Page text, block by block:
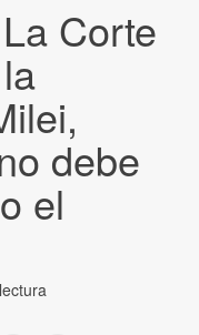
Corte
debe
el